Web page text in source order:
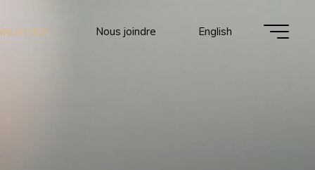
un don Nous joindre English